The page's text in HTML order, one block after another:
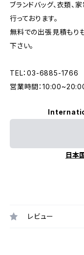
ブランドバッグ、衣類、
行っております。
無料での出張見積もり
下さい。
TEL：03-6885-1766
営業時間：
日本
レビュー